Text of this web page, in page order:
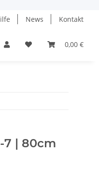
News Kontakt
0,00 €
7 | 80cm